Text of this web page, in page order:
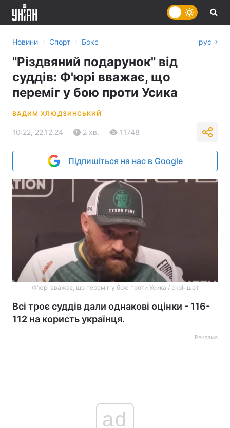
Новини › Спорт › Бокс рус
"Різдвяний подарунок" від
суддів: Ф'юрі вважає, що
переміг у бою проти Усика
ВАДИМ ХЛЮДЗИНСЬКИЙ
10:22, 22.12.24 2 хв. 11748
Підпишіться на нас в Google
Ф'юрі вважає, що переміг у бою проти Усика / скріншот
Всі троє суддів дали однакові оцінки - 116-
112 на користь українця.
Реклама
ad